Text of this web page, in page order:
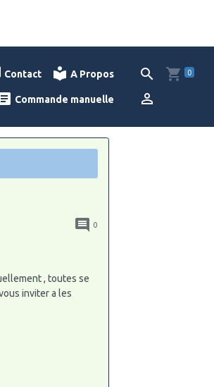
Contact A Propos
Commande manuelle
0
0
, toutes se
inviter a les